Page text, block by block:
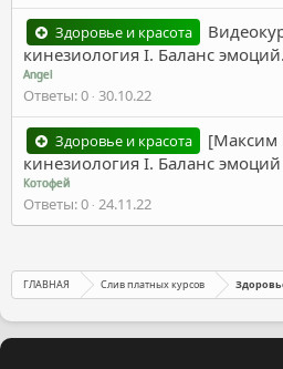
Здоровье и красота
кинезиология I. Баланс
Angel
Ответы 0 30.10.22
Здоровье и красота
[Максим
кинезиология I. Баланс
Котофей
Ответы 0 24.11.22
ГЛАВНАЯ Слив платных курсов